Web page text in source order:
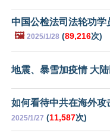
中国公检法司法轮功学
🖼️ 2025/1/28 (89,216次)
地震、暴雪加疫情 大
如何看待中共在海外攻
2025/1/27 (11,587次)